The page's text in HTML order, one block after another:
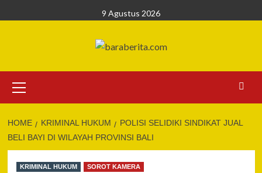
to
9 Agustus 2026
Menu
HOME KRIMINAL HUKUM
POLISI SELIDIKI SINDIKAT JUAL
BELI BAYI DI WILAYAH PROVINSI BALI
KRIMINAL HUKUM SOROT KAMERA